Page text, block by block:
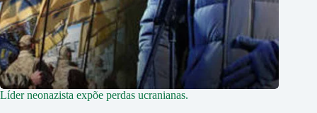
Líder neonazista expõe perdas ucranianas.